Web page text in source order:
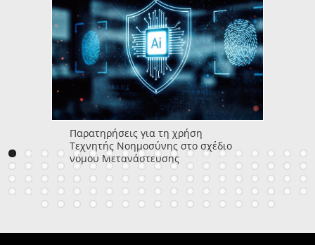
Παρατηρήσεις για τη χρήση
Τεχνητής Νοημοσύνης στο σχέδιο
νόμου Μετανάστευσης